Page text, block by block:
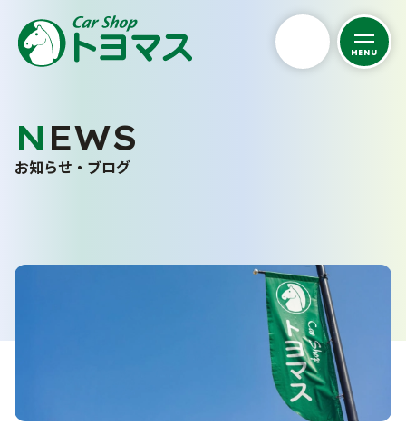
MENU
トヨマスクオリティ
お客さまの声
くるまを探す
お問い合わせフォーム
NEWS
お知らせ・ブログ